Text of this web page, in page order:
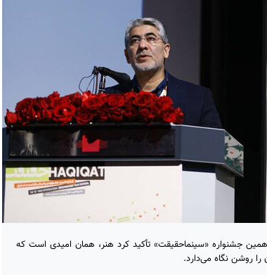
جشنواره «سینماحقیقت» تأکید کرد هنر، همان امیدی است که
روشن نگاه می‌دارد.